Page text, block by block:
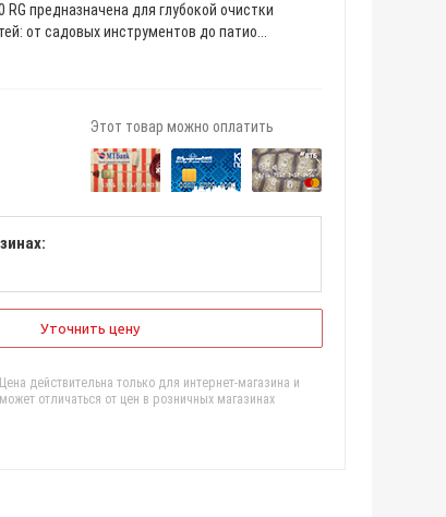
RG предназначена для глубокой очистки
от садовых инструментов до патио...
Этот товар можно оплатить
Уточнить цену
Цена действительна только для интернет-магазина и
может отличаться от цен в розничных магазинах